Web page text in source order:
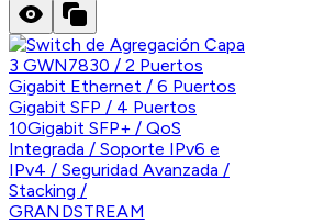
GRANDSTREAM